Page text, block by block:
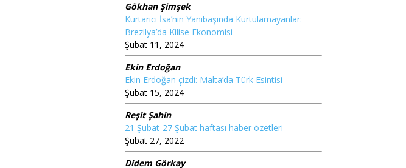
Gökhan Şimşek
Kurtarıcı İsa’nın Yanıbaşında Kurtulamayanlar:
Brezilya’da Kilise Ekonomisi
Şubat 11, 2024
Ekin Erdoğan
Ekin Erdoğan çizdi: Malta’da Türk Esintisi
Şubat 15, 2024
Reşit Şahin
21 Şubat-27 Şubat haftası haber özetleri
Şubat 27, 2022
Didem Görkay